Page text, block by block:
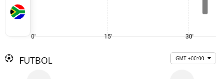
0' 15' 30'
FUTBOL GMT +00:00